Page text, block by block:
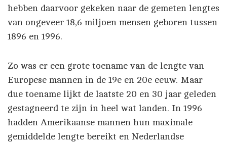
hebben daarvoor gekeken naar de gemeten lengtes
van ongeveer 18,6 miljoen mensen geboren tussen
1896 en 1996.
Zo was er een grote toename van de lengte van
Europese mannen in de 19e en 20e eeuw. Maar
due toename lijkt de laatste 20 en 30 jaar geleden
gestagneerd te zijn in heel wat landen. In 1996
hadden Amerikaanse mannen hun maximale
gemiddelde lengte bereikt en Nederlandse